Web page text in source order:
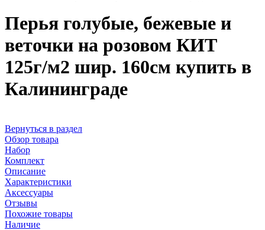
Перья голубые, бежевые и
веточки на розовом КИТ
125г/м2 шир. 160см купить в
Калининграде
Вернуться в раздел
Обзор товара
Набор
Комплект
Описание
Характеристики
Аксессуары
Отзывы
Похожие товары
Наличие